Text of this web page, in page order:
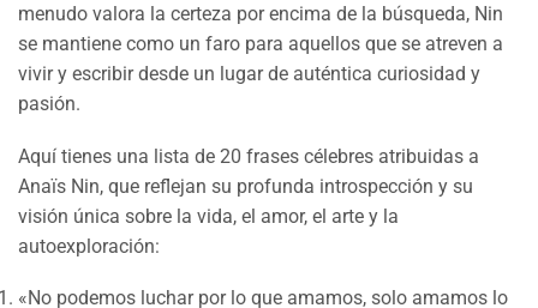
menudo valora la certeza por encima de la búsqueda, Nin
se mantiene como un faro para aquellos que se atreven a
vivir y escribir desde un lugar de auténtica curiosidad y
pasión.
Aquí tienes una lista de 20 frases célebres atribuidas a
Anaïs Nin, que reflejan su profunda introspección y su
visión única sobre la vida, el amor, el arte y la
autoexploración:
«No podemos luchar por lo que amamos, solo amamos lo